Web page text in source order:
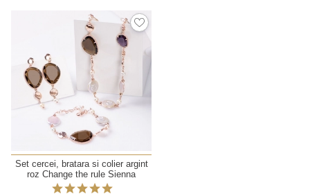
Set cercei, bratara si colier argint
roz Change the rule Sienna